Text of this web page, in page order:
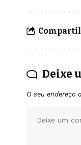
Deixe
O seu endereço